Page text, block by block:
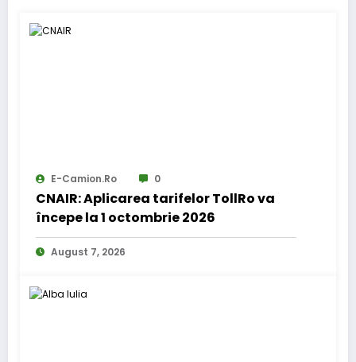
E-Camion.ro 0
CNAIR: Aplicarea tarifelor TollRo va
începe la 1 octombrie 2026
August 7, 2026